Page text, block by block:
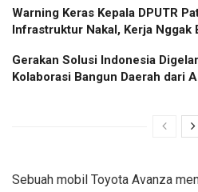
Warning Keras Kepala DPUTR
Infrastruktur Nakal, Kerja Nggak
Gerakan Solusi Indonesia
Kolaborasi Bangun Daerah dari
Sebuah mobil Toyota Avanza